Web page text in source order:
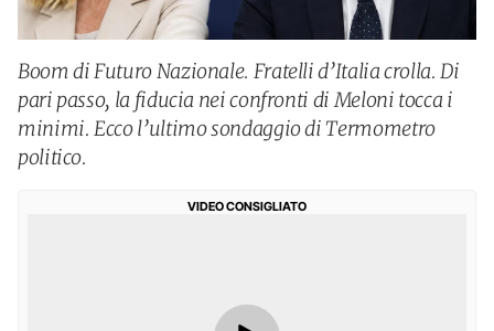
Boom di Futuro Nazionale. Fratelli d’Italia crolla. Di
pari passo, la fiducia nei confronti di Meloni tocca i
minimi. Ecco l’ultimo sondaggio di Termometro
politico.
VIDEO CONSIGLIATO